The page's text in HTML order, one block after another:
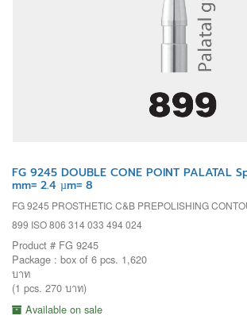
FG 9245 DOUBLE CONE POINT PALATAL
mm= 2.4 µm= 8
FG 9245 PROSTHETIC C&B PREPOLISHING
899 ISO 806 314 033 494 024
Product # FG 9245
Package : box of 6 pcs. 1,620
บาท
(1 pcs. 270 บาท)
Available on sale